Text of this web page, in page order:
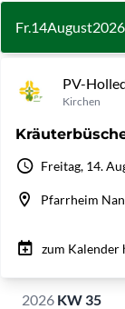
Fr.14August2026
PV-
Kirchen
Freitag, 14.
Pfarrheim
zum Kalender
2026 KW 35